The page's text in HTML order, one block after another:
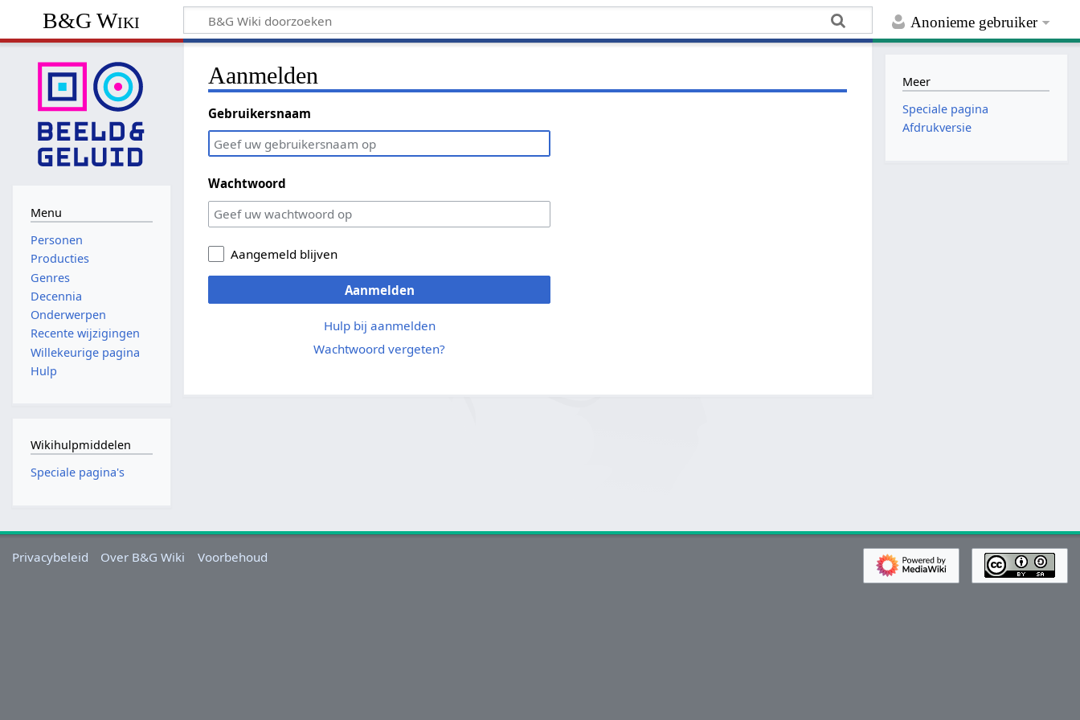
Anonieme gebruiker
B&G Wiki
Aanmelden
Gebruikersnaam
Wachtwoord
Aangemeld blijven
Aanmelden
Hulp bij aanmelden
Wachtwoord vergeten?
Menu
Personen
Producties
Genres
Decennia
Onderwerpen
Recente wijzigingen
Willekeurige pagina
Hulp
Wikihulpmiddelen
Speciale pagina's
Meer
Speciale pagina
Afdrukversie
Privacybeleid Over B&G Wiki Voorbehoud